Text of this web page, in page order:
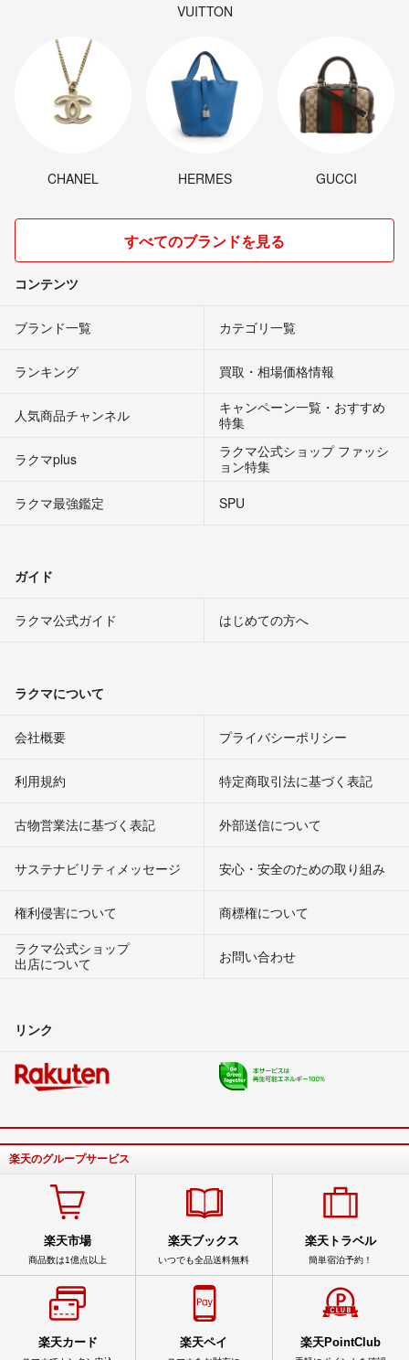
VUITTON
CHANEL HERMES GUCCI
すべてのブランドを見る
コンテンツ
ブランド一覧 カテゴリ一覧
ランキング 買取・相場価格情報
人気商品チャンネル
キャンペーン一覧・おすすめ
特集
ラクマplus
ラクマ公式ショップ ファッシ
ョン特集
ラクマ最強鑑定
SPU
ガイド
ラクマ公式ガイド はじめての方へ
ラクマについて
会社概要 プライバシーポリシー
利用規約 特定商取引法に基づく表記
古物営業法に基づく表記 外部送信について
サステナビリティメッセージ 安心・安全のための取り組み
権利侵害について
商標権について
ラクマ公式ショップ
出店について
お問い合わせ
リンク
楽天のグループサービス
楽天市場
商品数は1億点以上
楽天ブックス
いつでも全品送料無料
楽天トラベル
簡単宿泊予約！
楽天カード 楽天ペイ 楽天PointClub